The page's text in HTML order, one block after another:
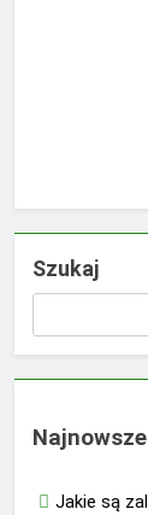
Szukaj
Najnowsze
Jakie są